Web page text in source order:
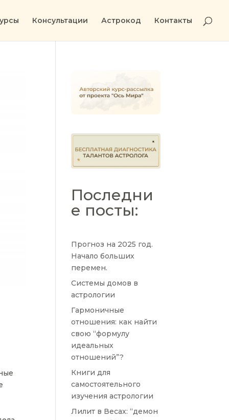
Консультации Астрокод Контакты
Последни
е посты:
Прогноз на 2025 год.
Начало больших
перемен.
Системы домов в
астрологии
Гармоничные
отношения: как найти
свою “формулу
идеальных
отношений”?
Книги для
самостоятельного
изучения астрологии
Лилит в Весах: “демон